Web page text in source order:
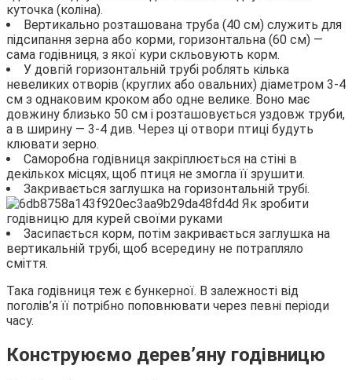
куточка (коліна).
Вертикально розташована труба (40 см) служить для
підсипання зерна або корми, горизонтальна (60 см) —
сама годівниця, з якої кури скльовують корм.
У довгій горизонтальній трубі роблять кілька
невеликих отворів (круглих або овальних) діаметром 3-4
см з однаковим кроком або одне велике. Воно має
довжину близько 50 см і розташовується уздовж труби,
а в ширину — 3-4 див. Через ці отвори птиці будуть
клювати зерно.
Саморобна годівниця закріплюється на стіні в
декількох місцях, щоб птиця не змогла її зрушити.
Закривається заглушка на горизонтальній трубі.
Засипається корм, потім закривається заглушка на
вертикальній трубі, щоб всередину не потрапляло
сміття.
Така годівниця теж є бункерної. В залежності від
поголів’я її потрібно поповнювати через певні періоди
часу.
Конструюємо дерев’яну годівницю